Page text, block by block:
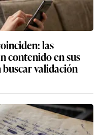
las
contenido en sus
validación